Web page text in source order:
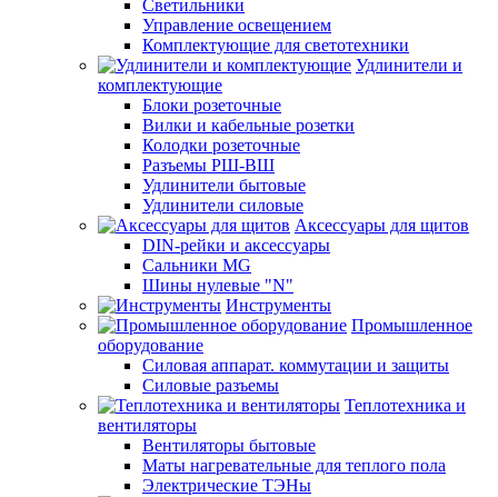
Светильники
Управление освещением
Комплектующие для светотехники
Удлинители и
комплектующие
Блоки розеточные
Вилки и кабельные розетки
Колодки розеточные
Разъемы РШ-ВШ
Удлинители бытовые
Удлинители силовые
Аксессуары для щитов
DIN-рейки и аксессуары
Сальники MG
Шины нулевые "N"
Инструменты
Промышленное
оборудование
Силовая аппарат. коммутации и защиты
Силовые разъемы
Теплотехника и
вентиляторы
Вентиляторы бытовые
Маты нагревательные для теплого пола
Электрические ТЭНы